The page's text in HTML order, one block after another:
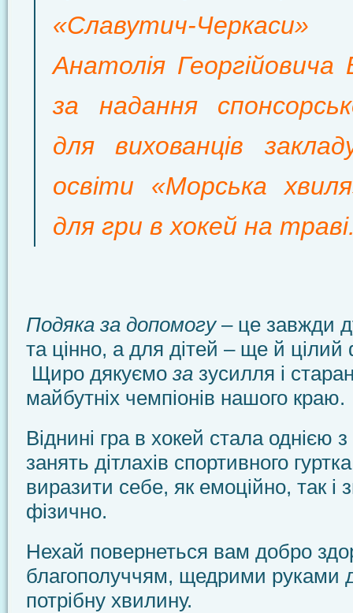
«Славутич-
Анатолія Георгійовича
за надання
для вихованців
освіти «Морська
для гри в хокей на
Подяка за допомогу– це завжди
та цінно, а для дітей – ще й
Щиро дякуємо за зусилля і
майбутніх чемпіонів нашого краю.
Віднині гра в хокей стала однією
занять дітлахів спортивного
виразити себе, як емоційно, так і
фізично.
Нехай повернеться вам добро
благополуччям, щедрими руками
потрібну хвилину.